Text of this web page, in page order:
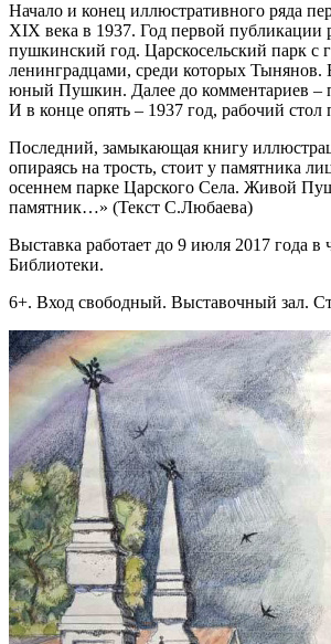
Начало и конец иллюстративного ряда
XIX века в 1937. Год первой
пушкинский год. Царскосельский парк с
ленинградцами, среди которых Тынянов.
юный Пушкин. Далее до комментариев –
И в конце опять – 1937 год, рабочий стол
Последний, замыкающая книгу
опираясь на трость, стоит у памятника
осеннем парке Царского Села. Живой
памятник…» (Текст С.Любаева)
Выставка работает до 9 июля 2017 года в
Библиотеки.
6+. Вход свободный. Выставочный зал.